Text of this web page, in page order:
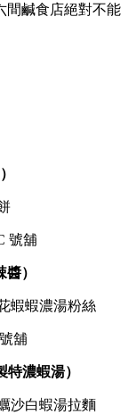
間鹹食店絕對不能
號舖
）
蝦蝦濃湯粉絲
舖
濃蝦湯）
沙白蝦湯拉麵